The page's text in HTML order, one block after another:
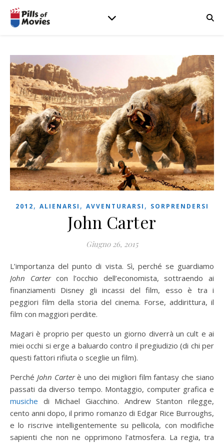
2012, ALIENARSI , AVVENTURARSI , SORPRENDERSI
John Carter
Giugno 26, 2015
L’importanza del punto di vista. Sì, perché se guardiamo
John Cartercon l’occhio dell’economista, sottraendo ai
finanziamenti Disney gli incassi del film, esso è tra i
peggiori film della storia del cinema. Forse, addirittura, il
film con maggiori perdite.
Magari è proprio per questo un giorno diverrà un cult e ai
miei occhi si erge a baluardo contro il pregiudizio (di chi per
questi fattori rifiuta o sceglie un film).
Perché John Carterè uno dei migliori film fantasy che siano
passati da diverso tempo. Montaggio, computer grafica e
musiche di Michael Giacchino. Andrew Stanton rilegge,
cento anni dopo, il primo romanzo di Edgar Rice Burroughs,
e lo riscrive intelligentemente su pellicola, con modifiche
sapienti che non ne opprimono l’atmosfera. La regia, tra